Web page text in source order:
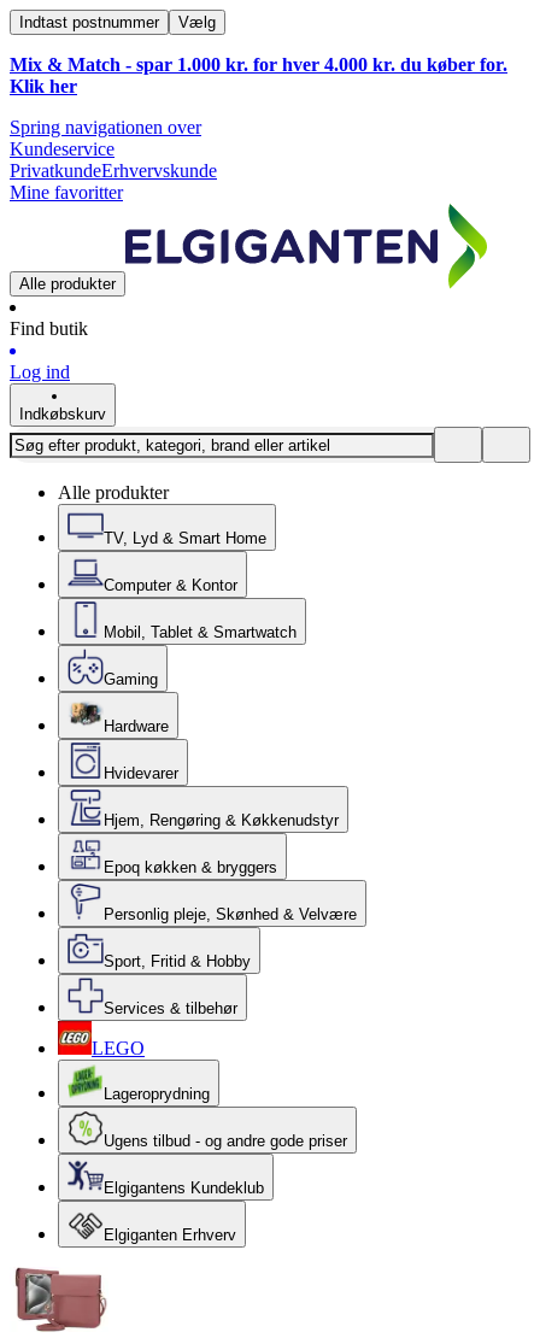
Indtast postnummer Vælg
Mix & Match - spar 1.000 kr. for hver 4.000 kr. du køber for.
Klik her
Spring navigationen over
Kundeservice
PrivatkundeErhvervskunde
Mine favoritter
Alle produkter
Find butik
Log ind
Indkøbskurv
Alle produkter
TV, Lyd & Smart Home
Computer & Kontor
Mobil, Tablet & Smartwatch
Gaming
Hardware
Hvidevarer
Hjem, Rengøring & Køkkenudstyr
Epoq køkken & bryggers
Personlig pleje, Skønhed & Velvære
Sport, Fritid & Hobby
Services & tilbehør
LEGO
Lageroprydning
Ugens tilbud - og andre gode priser
Elgigantens Kundeklub
Elgiganten Erhverv